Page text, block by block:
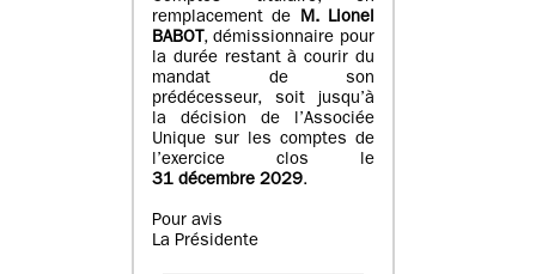
remplacement de M.Lionel
BABOT , démissionnaire pour
la durée restant à courir du
mandat de son
prédécesseur, soit jusqu’à
la décision de l’Associée
Unique sur les comptes de
l’exercice clos le
31 décembre 2029.
Pour avis
La Présidente